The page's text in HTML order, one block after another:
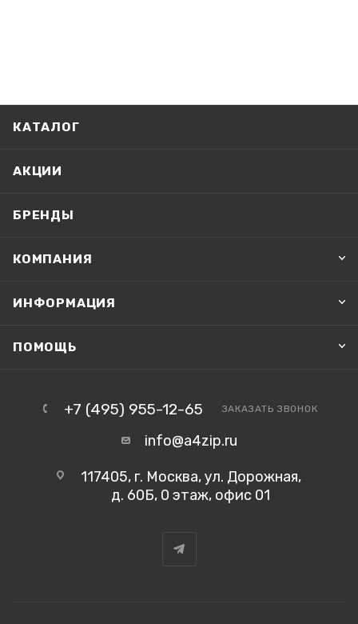
КАТАЛОГ
АКЦИИ
БРЕНДЫ
КОМПАНИЯ
ИНФОРМАЦИЯ
ПОМОЩЬ
+7 (495) 955-12-65 ЗАКАЗАТЬ ЗВОНОК
info@a4zip.ru
117405, г. Москва, ул. Дорожная,
д. 60Б, 0 этаж, офис 01